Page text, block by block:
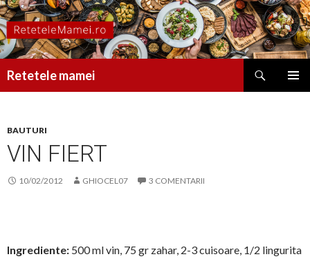
Retetele mamei
BAUTURI
VIN FIERT
10/02/2012 GHIOCEL07 3 COMENTARII
Ingrediente: 500 ml vin, 75 gr zahar, 2-3 cuisoare, 1/2 lingurita